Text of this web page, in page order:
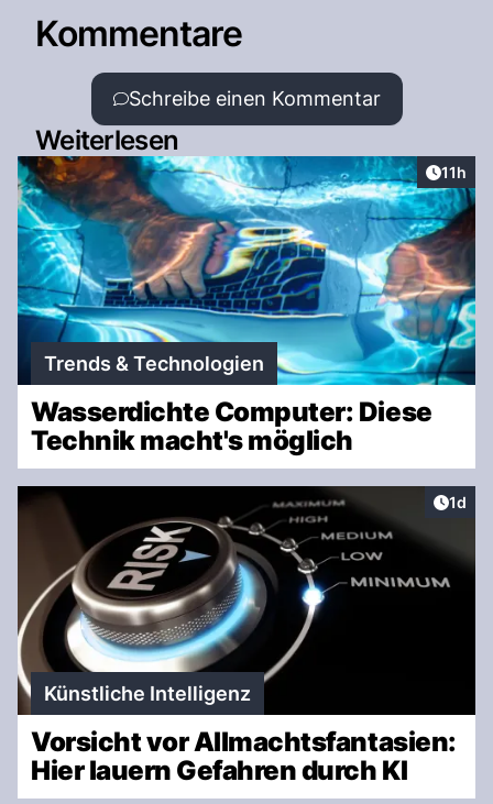
Kommentare
Schreibe einen Kommentar
Weiterlesen
11h
Trends & Technologien
Wasserdichte Computer: Diese
Technik macht's möglich
1d
Künstliche Intelligenz
Vorsicht vor Allmachtsfantasien:
Hier lauern Gefahren durch KI